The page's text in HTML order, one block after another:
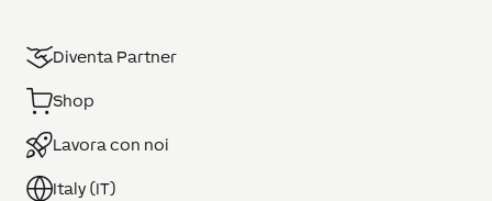
Diventa Partner
Shop
Lavora con noi
Italy (IT)